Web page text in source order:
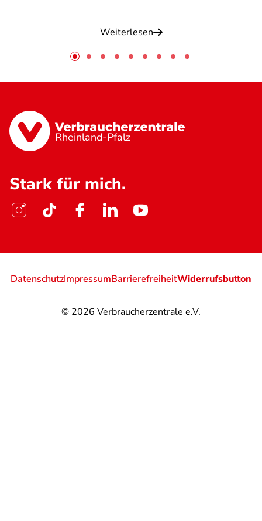
Weiterlesen
Rheinland-Pfalz
Stark für mich.
© 2026 Verbraucherzentrale e.V.
DatenschutzImpressumBarrierefreiheitWiderrufsbutton